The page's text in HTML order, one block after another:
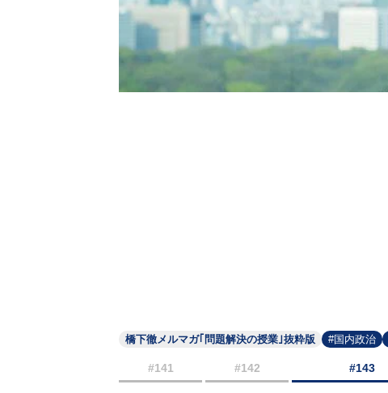
橋下徹メルマガ｢問題解決の授業｣抜粋版 #国内政治
#141 #142 #143